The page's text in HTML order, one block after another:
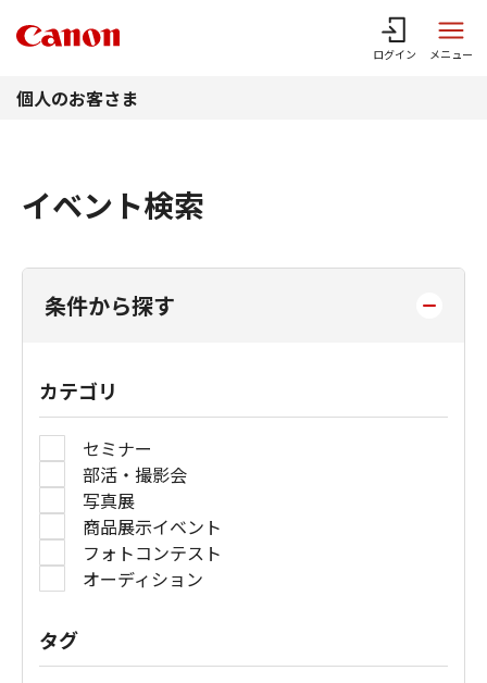
ログイン メニュー
個人のお客さま
イベント検索
条件から探す
カテゴリ
セミナー
部活・撮影会
写真展
商品展示イベント
フォトコンテスト
オーディション
タグ